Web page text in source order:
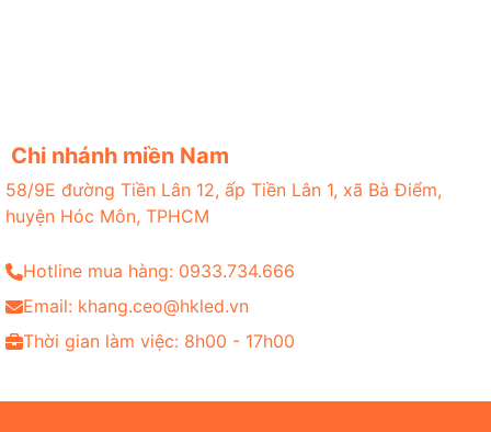
Chi nhánh miền Nam
58/9E đường Tiền Lân 12, ấp Tiền Lân 1, xã Bà Điểm,
huyện Hóc Môn, TPHCM
Hotline mua hàng: 0933.734.666
Email: khang.ceo@hkled.vn
Thời gian làm việc: 8h00 - 17h00